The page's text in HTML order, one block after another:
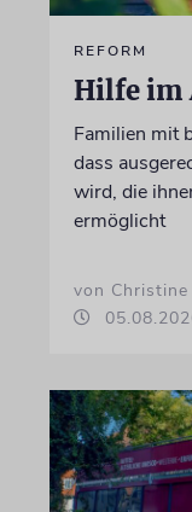
REFORM
Hilfe im
Familien mit
dass
wird, die
ermöglicht
von